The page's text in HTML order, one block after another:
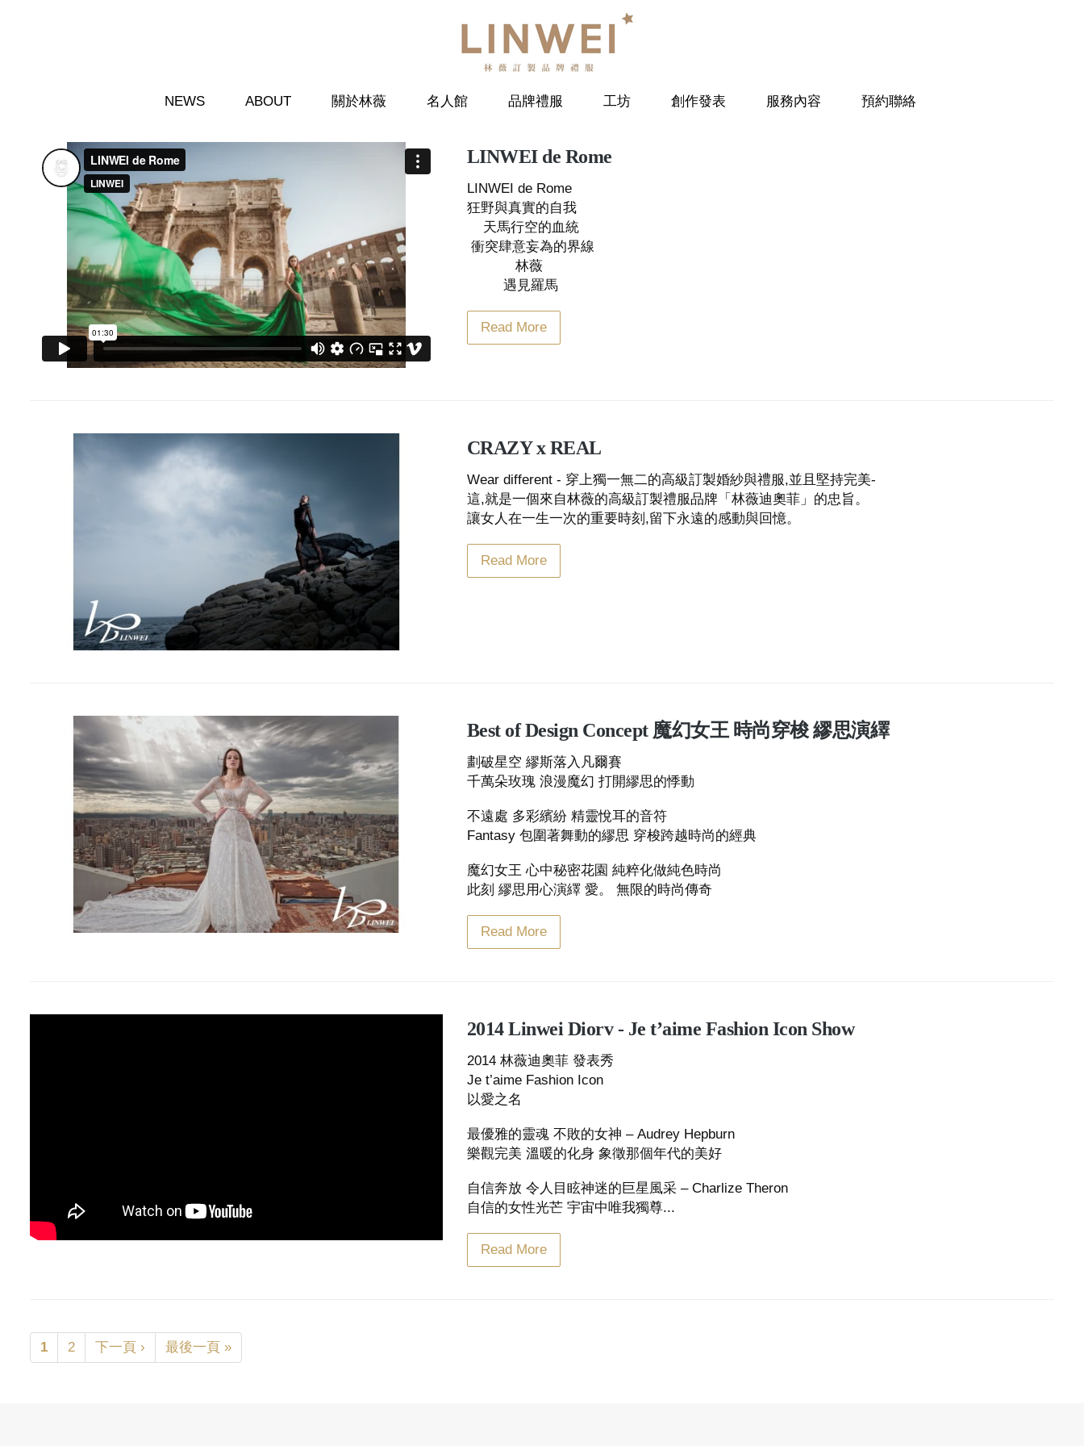
NEWS ABOUT 關於林薇 名人館 品牌禮服 工坊 創作發表 服務內容 預約聯絡
LINWEI de Rome
LINWEI de Rome
狂野與真實的自我
天馬行空的血統
衝突肆意妄為的界線
林薇
遇見羅馬
Read More
CRAZY x REAL
Wear different - 穿上獨一無二的高級訂製婚紗與禮服,並且堅持完美-
這,就是一個來自林薇的高級訂製禮服品牌「林薇迪奧菲」的忠旨。
讓女人在一生一次的重要時刻,留下永遠的感動與回憶。
Read More
Best of Design Concept 魔幻女王 時尚穿梭 繆思演繹
劃破星空 繆斯落入凡爾賽
千萬朵玫瑰 浪漫魔幻 打開繆思的悸動
不遠處 多彩繽紛 精靈悅耳的音符
Fantasy 包圍著舞動的繆思 穿梭跨越時尚的經典
魔幻女王 心中秘密花園 純粹化做純色時尚
此刻 繆思用心演繹 愛。 無限的時尚傳奇
Read More
2014 Linwei Diorv - Je t’aime Fashion Icon Show
2014 林薇迪奧菲 發表秀
Je t’aime Fashion Icon
以愛之名
最優雅的靈魂 不敗的女神 – Audrey Hepburn
樂觀完美 溫暖的化身 象徵那個年代的美好
自信奔放 令人目眩神迷的巨星風采 – Charlize Theron
自信的女性光芒 宇宙中唯我獨尊...
Read More
頁面
1 2 下一頁 › 最後一頁 »